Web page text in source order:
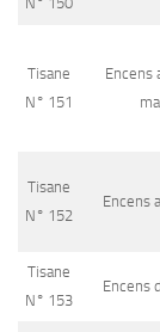
Tisane
N° 151
Encens
Tisane
N° 152
Encens
Tisane
N° 153
Encens